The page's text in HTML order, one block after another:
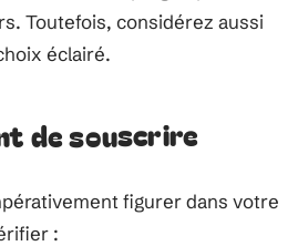
Toutefois, considérez aussi
éclairé.
de souscrire
figurer dans votre
: